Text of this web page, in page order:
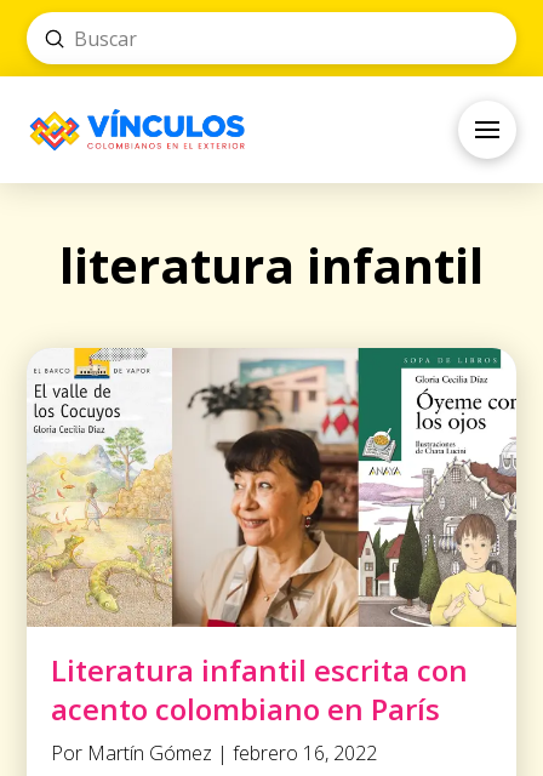
Search
Submit
literatura infantil
Literatura infantil escrita con
acento colombiano en París
Por Martín Gómez | febrero 16, 2022